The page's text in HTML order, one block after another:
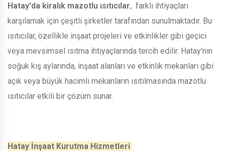
Hatay'da kiralık mazotlu ısıtıcılar, farklı ihtiyaçları
karşılamak için çeşitli şirketler tarafından sunulmaktadır. Bu
ısıtıcılar, özellikle inşaat projeleri ve etkinlikler gibi geçici
veya mevsimsel ısıtma ihtiyaçlarında tercih edilir. Hatay'nın
soğuk kış aylarında, inşaat alanları ve etkinlik mekanları gibi
açık veya büyük hacimli mekanların ısıtılmasında mazotlu
ısıtıcılar etkili bir çözüm sunar.
Hatay İnşaat Kurutma Hizmetleri